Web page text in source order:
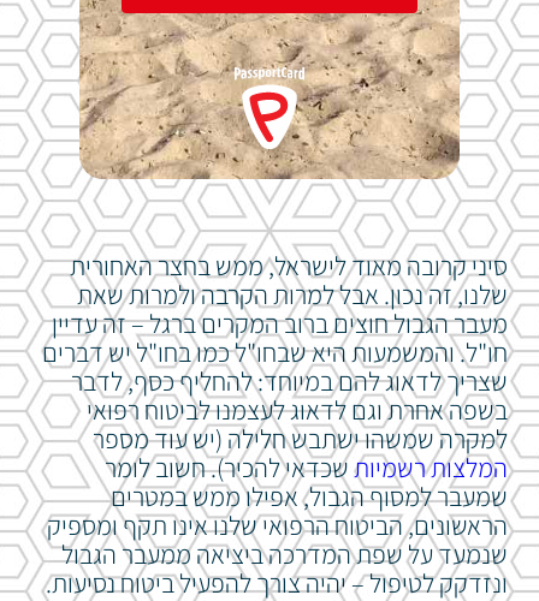
סיני קרובה מאוד לישראל, ממש בחצר האחורית
שלנו, זה נכון. אבל למרות הקרבה ולמרות שאת
מעבר הגבול חוצים ברוב המקרים ברגל – זה עדיין
חו"ל. והמשמעות היא שבחו"ל כמו בחו"ל יש דברים
שצריך לדאוג להם במיוחד: להחליף כסף, לדבר
בשפה אחרת וגם לדאוג לעצמנו לביטוח רפואי
למקרה שמשהו ישתבש חלילה (יש עוד מספר
המלצות רשמיותשכדאי להכיר). חשוב לומר
שמעבר למסוף הגבול, אפילו ממש במטרים
הראשונים, הביטוח הרפואי שלנו אינו תקף ומספיק
שנמעד על שפת המדרכה ביציאה ממעבר הגבול
ונזדקק לטיפול – יהיה צורך להפעיל ביטוח נסיעות.